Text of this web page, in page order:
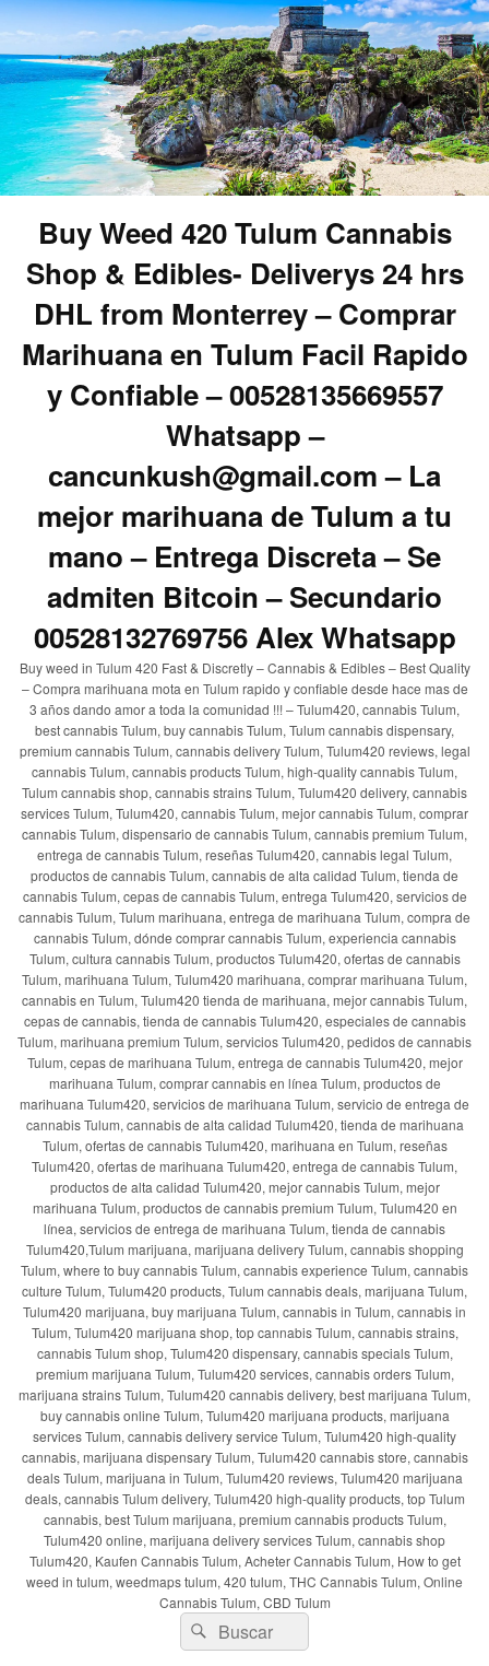
Buy Weed 420 Tulum Cannabis
Shop & Edibles- Deliverys 24 hrs
DHL from Monterrey – Comprar
Marihuana en Tulum Facil Rapido
y Confiable – 00528135669557
Whatsapp –
cancunkush@gmail.com – La
mejor marihuana de Tulum a tu
mano – Entrega Discreta – Se
admiten Bitcoin – Secundario
00528132769756 Alex Whatsapp
Buy weed in Tulum 420 Fast & Discretly – Cannabis & Edibles – Best Quality
– Compra marihuana mota en Tulum rapido y confiable desde hace mas de
3 años dando amor a toda la comunidad !!! – Tulum420, cannabis Tulum,
best cannabis Tulum, buy cannabis Tulum, Tulum cannabis dispensary,
premium cannabis Tulum, cannabis delivery Tulum, Tulum420 reviews, legal
cannabis Tulum, cannabis products Tulum, high-quality cannabis Tulum,
Tulum cannabis shop, cannabis strains Tulum, Tulum420 delivery, cannabis
services Tulum, Tulum420, cannabis Tulum, mejor cannabis Tulum, comprar
cannabis Tulum, dispensario de cannabis Tulum, cannabis premium Tulum,
entrega de cannabis Tulum, reseñas Tulum420, cannabis legal Tulum,
productos de cannabis Tulum, cannabis de alta calidad Tulum, tienda de
cannabis Tulum, cepas de cannabis Tulum, entrega Tulum420, servicios de
cannabis Tulum, Tulum marihuana, entrega de marihuana Tulum, compra de
cannabis Tulum, dónde comprar cannabis Tulum, experiencia cannabis
Tulum, cultura cannabis Tulum, productos Tulum420, ofertas de cannabis
Tulum, marihuana Tulum, Tulum420 marihuana, comprar marihuana Tulum,
cannabis en Tulum, Tulum420 tienda de marihuana, mejor cannabis Tulum,
cepas de cannabis, tienda de cannabis Tulum420, especiales de cannabis
Tulum, marihuana premium Tulum, servicios Tulum420, pedidos de cannabis
Tulum, cepas de marihuana Tulum, entrega de cannabis Tulum420, mejor
marihuana Tulum, comprar cannabis en línea Tulum, productos de
marihuana Tulum420, servicios de marihuana Tulum, servicio de entrega de
cannabis Tulum, cannabis de alta calidad Tulum420, tienda de marihuana
Tulum, ofertas de cannabis Tulum420, marihuana en Tulum, reseñas
Tulum420, ofertas de marihuana Tulum420, entrega de cannabis Tulum,
productos de alta calidad Tulum420, mejor cannabis Tulum, mejor
marihuana Tulum, productos de cannabis premium Tulum, Tulum420 en
línea, servicios de entrega de marihuana Tulum, tienda de cannabis
Tulum420,Tulum marijuana, marijuana delivery Tulum, cannabis shopping
Tulum, where to buy cannabis Tulum, cannabis experience Tulum, cannabis
culture Tulum, Tulum420 products, Tulum cannabis deals, marijuana Tulum,
Tulum420 marijuana, buy marijuana Tulum, cannabis in Tulum, cannabis in
Tulum, Tulum420 marijuana shop, top cannabis Tulum, cannabis strains,
cannabis Tulum shop, Tulum420 dispensary, cannabis specials Tulum,
premium marijuana Tulum, Tulum420 services, cannabis orders Tulum,
marijuana strains Tulum, Tulum420 cannabis delivery, best marijuana Tulum,
buy cannabis online Tulum, Tulum420 marijuana products, marijuana
services Tulum, cannabis delivery service Tulum, Tulum420 high-quality
cannabis, marijuana dispensary Tulum, Tulum420 cannabis store, cannabis
deals Tulum, marijuana in Tulum, Tulum420 reviews, Tulum420 marijuana
deals, cannabis Tulum delivery, Tulum420 high-quality products, top Tulum
cannabis, best Tulum marijuana, premium cannabis products Tulum,
Tulum420 online, marijuana delivery services Tulum, cannabis shop
Tulum420, Kaufen Cannabis Tulum, Acheter Cannabis Tulum, How to get
weed in tulum, weedmaps tulum, 420 tulum, THC Cannabis Tulum, Online
Cannabis Tulum, CBD Tulum
Buscar
por:
Buscar